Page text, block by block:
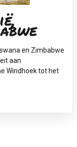
en Zimbabwe
aan
Windhoek tot het